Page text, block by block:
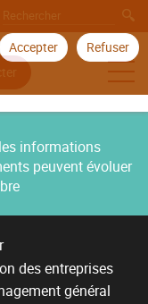
Accepter Refuser
informations
peuvent évoluer
des entreprises
général